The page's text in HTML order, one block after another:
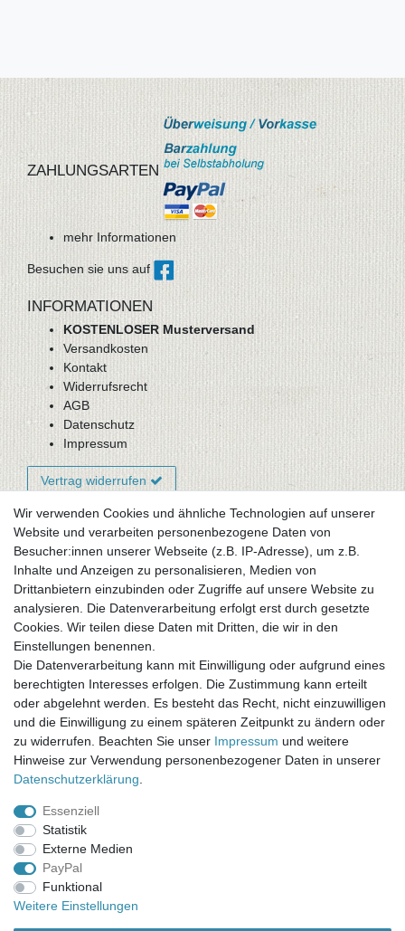
ZAHLUNGSARTEN
mehr Informationen
Besuchen sie uns auf
INFORMATIONEN
KOSTENLOSER Musterversand
Versandkosten
Kontakt
Widerrufsrecht
AGB
Datenschutz
Impressum
Vertrag widerrufen
Newsletter-Anmeldung
FAQ / Fragen
Mein Warenkorb
Mein Merkzettel
Mein Konto
UNSER LADENGESCHÄFT
Gottlieb-Daimler-Str. 10
33334 Gütersloh
ÖFFNUNGSZEITEN
Montag - Dienstag: 8.00 - 18.00 Uhr, Mittwoch Ruhetag,
Donnerstag: 8.00 - 18.00 Uhr, Freitag 8.00 - 14.00 Uhr
KUNDENSERVICE
Telefon: (05241) 403 22 38
E-Mail: info@stoffamstueck.de
Alle Preise inklusive gesetzlicher Mehrwertsteuer und
Wir verwenden Cookies und ähnliche Technologien auf unserer
Website und verarbeiten personenbezogene Daten von
Besucher:innen unserer Webseite (z.B. IP-Adresse), um z.B.
Inhalte und Anzeigen zu personalisieren, Medien von
Drittanbietern einzubinden oder Zugriffe auf unsere Website zu
analysieren. Die Datenverarbeitung erfolgt erst durch gesetzte
Cookies. Wir teilen diese Daten mit Dritten, die wir in den
Einstellungen benennen.
Die Datenverarbeitung kann mit Einwilligung oder aufgrund eines
berechtigten Interesses erfolgen. Die Zustimmung kann erteilt
oder abgelehnt werden. Es besteht das Recht, nicht einzuwilligen
und die Einwilligung zu einem späteren Zeitpunkt zu ändern oder
zu widerrufen. Beachten Sie unser Impressum und weitere
Hinweise zur Verwendung personenbezogener Daten in unserer
Daten­schutz­erklärung
Essenziell
Statistik
Externe Medien
PayPal
Funktional
Weitere Einstellungen